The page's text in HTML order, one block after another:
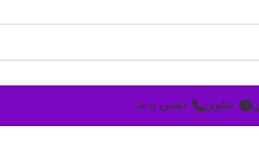
ناشران تماس با ما